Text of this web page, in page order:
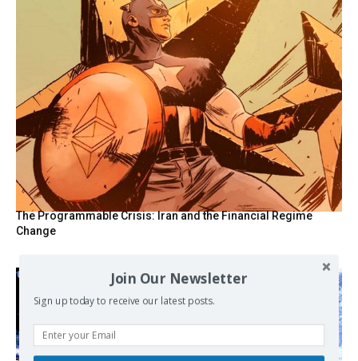
The Programmable Crisis: Iran and the Financial Regime
Change
Join Our Newsletter
Sign up today to receive our latest posts.